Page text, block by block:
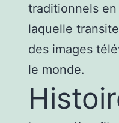
traditionnels
laquelle
des images
le monde.